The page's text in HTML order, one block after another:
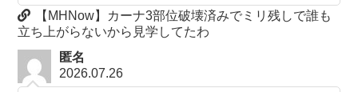
【MHNow】カーナ3部位破壊済みでミリ残しで誰も
立ち上がらないから見学してたわ
匿名
2026.07.26